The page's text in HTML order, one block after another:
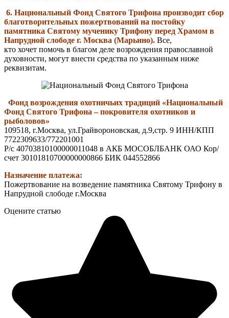
6. Национальный Фонд Святого Трифона производит сбор
благотворительных пожертвований на постойку
памятника Святому мученику Трифону перед Храмом в
Напрудной слободе г. Москва (Марьино). Все,
кто хочет помочь в благом деле возрождения православной
духовности, могут внести средства по указанным ниже
реквизитам.
Фонд возрождения охотничьих традиций «Национальный
Фонд Святого Трифона – покровителя охотников и
рыболовов»
109518, г.Москва, ул.Грайвороновская, д.9,стр. 9 ИНН/КПП
7722309633/772201001
Р/с 40703810100000011048 в АКБ МОСОБЛБАНК ОАО Кор/
счет 30101810700000000866 БИК 044552866
Назначение платежа:
Пожертвование на возведение памятника Святому Трифону в
Напрудной слободе г.Москва
Оцените статью